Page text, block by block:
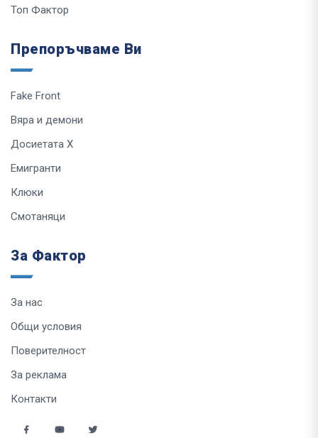
Топ Фактор
Препоръчваме Ви
Fake Front
Вяра и демони
Досиетата Х
Емигранти
Клюки
Смотаняци
За Фактор
За нас
Общи условия
Поверителност
За реклама
Контакти